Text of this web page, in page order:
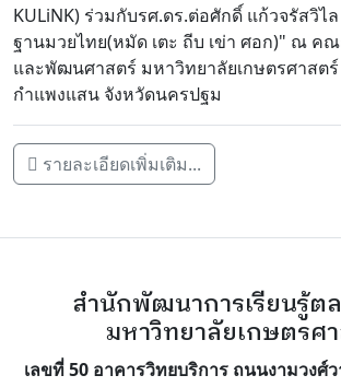
KULiNK) ร่วมกับรศ.ดร.ต่อศักดิ์ แก้วจรัสวิไ
ฐานมวยไทย(หมัด เตะ ถีบ เข่า ศอก)" ณ ค
และพัฒนศาสตร์ มหาวิทยาลัยเกษตรศาสตร์
กำแพงแสน จังหวัดนครปฐม
รายละเอียดเพิ่มเติม...
สำนักพัฒนาการเรียนรู้ต
มหาวิทยาลัยเกษตรศ
เลขที่ 50 อาคารวิทยบริการ ถนนงามวงศ์